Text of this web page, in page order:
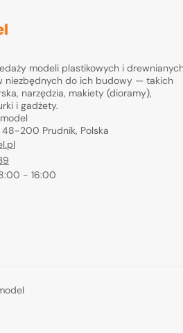
modeli plastikowych i
niezbędnych do ich budowy — takich
narzędzia, makiety (dioramy),
i gadżety.
200 Prudnik, Polska
- 16:00